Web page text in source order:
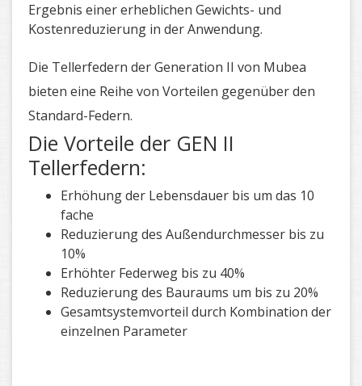
Ergebnis einer erheblichen Gewichts- und
Kostenreduzierung in der Anwendung.
Die Tellerfedern der Generation II von Mubea
bieten eine Reihe von Vorteilen gegenüber den
Standard-Federn.
Die Vorteile der GEN II
Tellerfedern:
Erhöhung der Lebensdauer bis um das 10
fache
Reduzierung des Außendurchmesser bis zu
10%
Erhöhter Federweg bis zu 40%
Reduzierung des Bauraums um bis zu 20%
Gesamtsystemvorteil durch Kombination der
einzelnen Parameter